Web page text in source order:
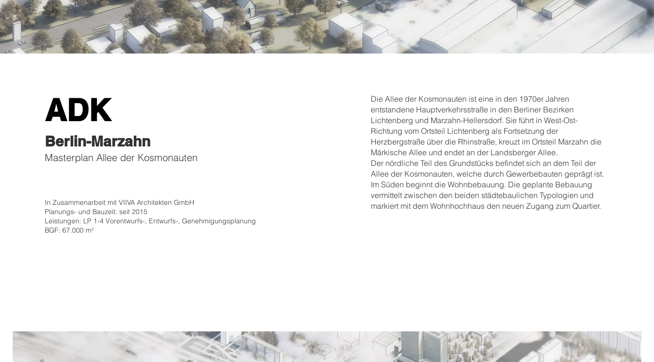
ADK
Berlin-Marzahn
Masterplan Allee der Kosmonauten
In Zusammenarbeit mit VIIVA Architekten GmbH
Planungs- und Bauzeit: seit 2015
Leistungen: LP 1-4 Vorentwurfs-, Entwurfs-, Genehmigungsplanung
BGF: 67.000 m²
Die Allee der Kosmonauten ist eine in den 1970er Jahren
entstandene Hauptverkehrsstraße in den Berliner Bezirken
Lichtenberg und Marzahn-Hellersdorf. Sie führt in West-Ost-
Richtung vom Ortsteil Lichtenberg als Fortsetzung der
Herzbergstraße über die Rhinstraße, kreuzt im Ortsteil Marzahn die
Märkische Allee und endet an der Landsberger Allee.
Der nördliche Teil des Grundstücks befindet sich an dem Teil der
Allee der Kosmonauten, welche durch Gewerbebauten geprägt ist.
Im Süden beginnt die Wohnbebauung. Die geplante Bebauung
vermittelt zwischen den beiden städtebaulichen Typologien und
markiert mit dem Wohnhochhaus den neuen Zugang zum Quartier.